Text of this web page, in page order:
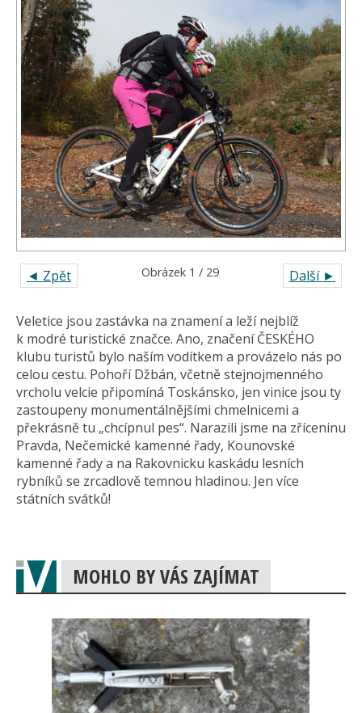
◄ Zpět Další ►
Obrázek 1 / 29
Veletice jsou zastávka na znamení a leží nejblíž
k modré turistické značce. Ano, značení ČESKÉHO
klubu turistů bylo naším vodítkem a provázelo nás po
celou cestu. Pohoří Džbán, včetně stejnojmenného
vrcholu velcie připomíná Toskánsko, jen vinice jsou ty
zastoupeny monumentálnějšími chmelnicemi a
překrásně tu „chcípnul pes“. Narazili jsme na zříceninu
Pravda, Nečemické kamenné řady, Kounovské
kamenné řady a na Rakovnicku kaskádu lesních
rybníků se zrcadlově temnou hladinou. Jen více
státních svátků!
MOHLO BY VÁS ZAJÍMAT